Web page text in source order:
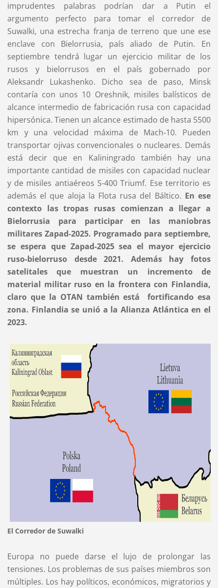
imprudentes palabras podrían dar a Putin el
argumento perfecto para tomar el corredor de
Suwalki, una estrecha franja de terreno que une ese
enclave con Bielorrusia, país aliado de Putin. En
septiembre tendrá lugar un ejercicio militar de los
rusos y bielorrusos en el país gobernado por
Aleksandr Lukashenko. Dicho sea de paso, Minsk
contaría con unos 10 Oreshnik, misiles balísticos de
alcance intermedio de fabricación rusa con capacidad
hipersónica. Tienen un alcance estimado de hasta 5500
km y una velocidad máxima de Mach‑10. Pueden
transportar ojivas convencionales o nucleares. Demás
está decir que en Kaliningrado también hay una
importante cantidad de misiles con capacidad nuclear
y de misiles antiaéreos S-400 Triumf. Ese territorio es
además el que aloja la Flota rusa del Báltico. En ese
contexto las tropas rusas comienzan a llegar a
Bielorrusia para participar en las maniobras
militares Zapad-2025. Programado para septiembre,
se espera que Zapad-2025 sea el mayor ejercicio
ruso-bielorruso desde 2021. Además hay fotos
satelitales que muestran un incremento de
material militar ruso en la frontera con Finlandia,
claro que la OTAN también está fortificando esa
zona. Finlandia se unió a la Alianza Atlántica en el
2023.
El Corredor de Suwalki
Europa no puede darse el lujo de prolongar las
tensiones. Los problemas de sus países miembros son
múltiples. Los hay políticos, económicos, migratorios y